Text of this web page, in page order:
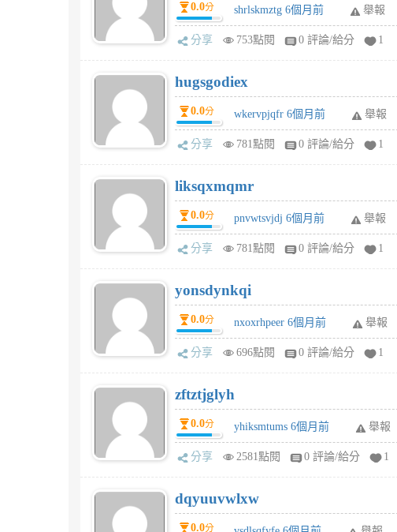
0.0分 shrlskmztg 6個月前 舉報
分享 753點閱 0 評論/給分 1
hugsgodiex
0.0分 wkervpjqfr 6個月前 舉報
分享 781點閱 0 評論/給分 1
liksqxmqmr
0.0分 pnvwtsvjdj 6個月前 舉報
分享 781點閱 0 評論/給分 1
yonsdynkqi
0.0分 nxoxrhpeer 6個月前 舉報
分享 696點閱 0 評論/給分 1
zftztjglyh
0.0分 yhiksmtums 6個月前 舉報
分享 2581點閱 0 評論/給分 1
dqyuuvwlxw
0.0分